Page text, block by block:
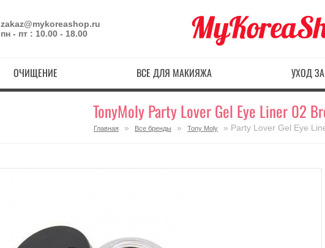
zakaz@mykoreashop.ru
пн - пт : 10.00 - 18.00
ОЧИЩЕНИЕ ВСЕ ДЛЯ МАКИЯЖА УХОД
TonyMoly Party Lover Gel Eye Liner 02
Главная » Все бренды » Tony Moly » Party Lover Gel Eye